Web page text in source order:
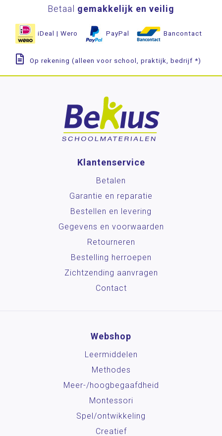
Betaal gemakkelijk en veilig
iDeal | Wero PayPal Bancontact
Op rekening (alleen voor school, praktijk, bedrijf *)
Klantenservice
Betalen
Garantie en reparatie
Bestellen en levering
Gegevens en voorwaarden
Retourneren
Bestelling herroepen
Zichtzending aanvragen
Contact
Webshop
Leermiddelen
Methodes
Meer-/hoog­begaafdheid
Montessori
Spel/ontwikkeling
Creatief